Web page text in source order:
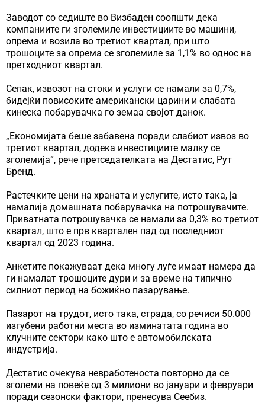
Заводот со седиште во Визбаден соопшти дека
компаниите ги зголемиле инвестициите во машини,
опрема и возила во третиот квартал, при што
трошоците за опрема се зголемиле за 1,1% во однос на
претходниот квартал.
Сепак, извозот на стоки и услуги се намали за 0,7%,
бидејќи повисоките американски царини и слабата
кинеска побарувачка го земаа својот данок.
„Економијата беше забавена поради слабиот извоз во
третиот квартал, додека инвестициите малку се
зголемија“, рече претседателката на Дестатис, Рут
Бренд.
Растечките цени на храната и услугите, исто така, ја
намалија домашната побарувачка на потрошувачите.
Приватната потрошувачка се намали за 0,3% во третиот
квартал, што е прв квартален пад од последниот
квартал од 2023 година.
Анкетите покажуваат дека многу луѓе имаат намера да
ги намалат трошоците дури и за време на типично
силниот период на божиќно пазарување.
Пазарот на трудот, исто така, страда, со речиси 50.000
изгубени работни места во изминатата година во
клучните сектори како што е автомобилската
индустрија.
Дестатис очекува невработеноста повторно да се
зголеми на повеќе од 3 милиони во јануари и февруари
поради сезонски фактори, пренесува Сеебиз.